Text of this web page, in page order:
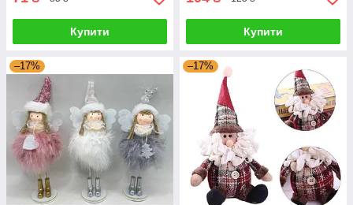
Купити Купити
–17% –17%